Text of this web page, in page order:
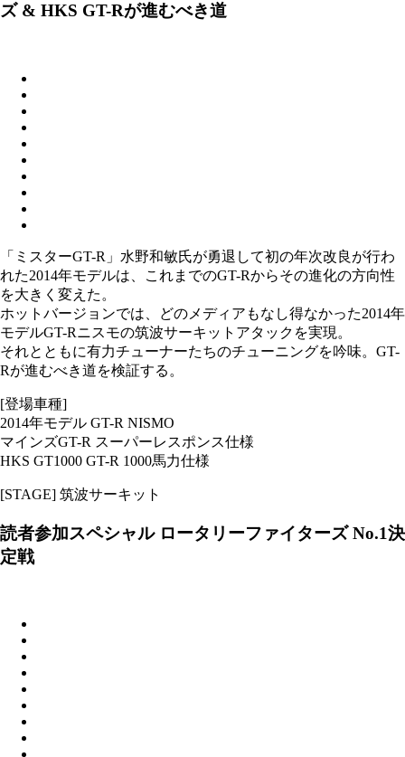
ズ & HKS GT-Rが進むべき道
「ミスターGT-R」水野和敏氏が勇退して初の年次改良が行わ
れた2014年モデルは、これまでのGT-Rからその進化の方向性
を大きく変えた。
ホットバージョンでは、どのメディアもなし得なかった2014年
モデルGT-Rニスモの筑波サーキットアタックを実現。
それとともに有力チューナーたちのチューニングを吟味。GT-
Rが進むべき道を検証する。
[登場車種]
2014年モデル GT-R NISMO
マインズGT-R スーパーレスポンス仕様
HKS GT1000 GT-R 1000馬力仕様
[STAGE] 筑波サーキット
読者参加スペシャル ロータリーファイターズ No.1決
定戦